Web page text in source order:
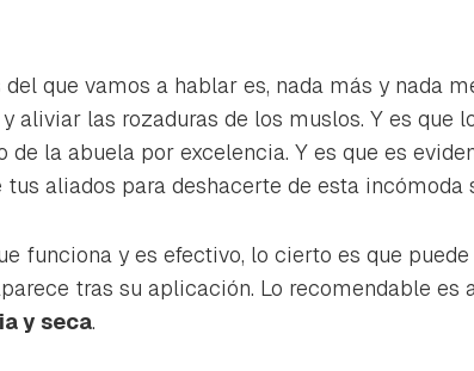
que vamos a hablar es, nada más y nada
aliviar las rozaduras de los muslos. Y es que
de la abuela por excelencia. Y es que es
aliados para deshacerte de esta incómoda
funciona y es efectivo, lo cierto es que
tras su aplicación. Lo recomendable es
y seca.